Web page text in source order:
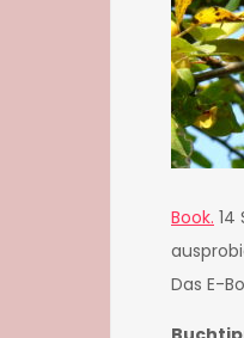
Book. 14
Das E-